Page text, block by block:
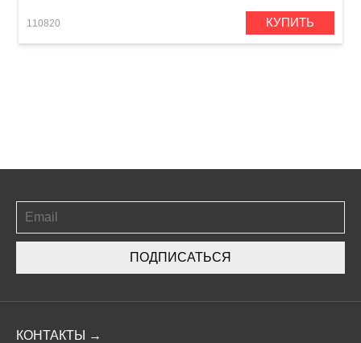
110820 КУПИТЬ
ПОДПИСАТЬСЯ
КОНТАКТЫ →